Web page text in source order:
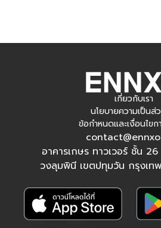
เกี่ยวกับเรา
นโยบายความเป็นส่
ข้อกำหนดและเงื่อนไขก
อาคารเกษร ทาวเวอร์ ชั้น
วงลุมพินี เขตปทุมวัน กรุงเท